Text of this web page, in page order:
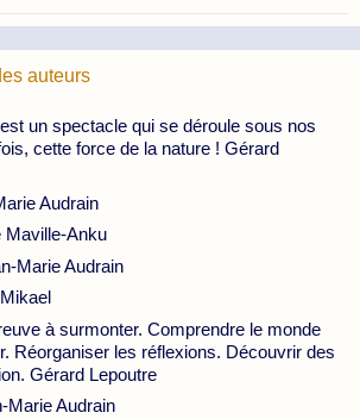
auteurs
un spectacle qui se déroule sous nos
cette force de la nature ! Gérard
Audrain
Maville-Anku
Marie Audrain
à surmonter. Comprendre le monde
Réorganiser les réflexions. Découvrir des
Gérard Lepoutre
Marie Audrain